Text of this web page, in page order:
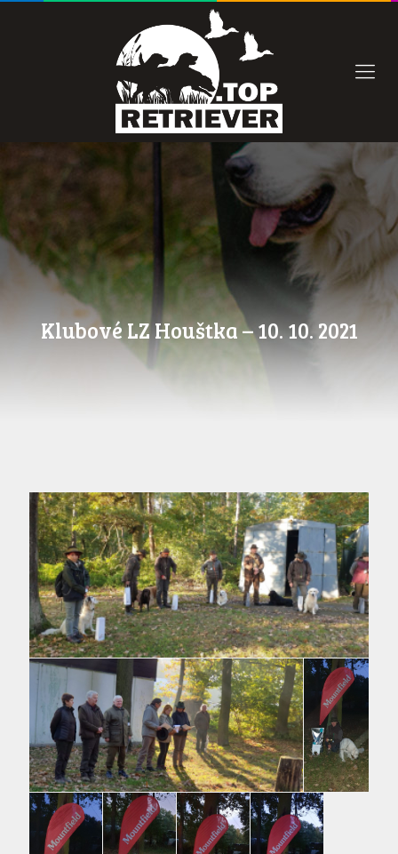
Klubové LZ Houštka – 10. 10. 2021